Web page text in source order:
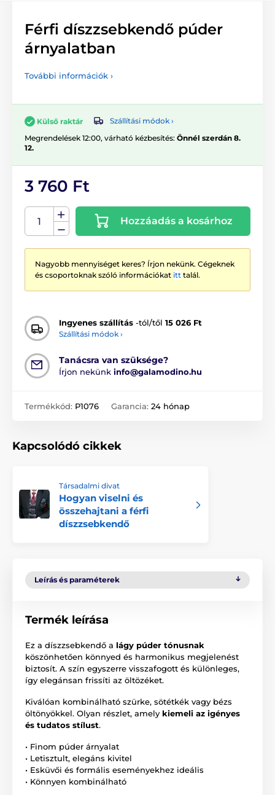
Férfi díszzsebkendő púder
árnyalatban
További információk ›
Külső raktár
Szállítási módok ›
Megrendelések 12:00, várható kézbesítés: Önnél szerdán 8.
12.
3 760 Ft
Hozzáadás a kosárhoz
Nagyobb mennyiséget keres? Írjon nekünk. Cégeknek
és csoportoknak szóló információkat itt talál.
Ingyenes szállítás -tól/től 15 026 Ft
Szállítási módok ›
Tanácsra van szüksége?
Írjon nekünk info@galamodino.hu
Termékkód: P1076 Garancia: 24 hónap
Kapcsolódó cikkek
Társadalmi divat
Hogyan viselni és
összehajtani a férfi
díszzsebkendő
Leírás és paraméterek
Termék leírása
Ez a díszzsebkendő a lágy púder tónusnak
köszönhetően könnyed és harmonikus megjelenést
biztosít. A szín egyszerre visszafogott és különleges,
így elegánsan frissíti az öltözéket.
Kiválóan kombinálható szürke, sötétkék vagy bézs
öltönyökkel. Olyan részlet, amely kiemeli az igényes
és tudatos stílust.
• Finom púder árnyalat
• Letisztult, elegáns kivitel
• Esküvői és formális eseményekhez ideális
• Könnyen kombinálható